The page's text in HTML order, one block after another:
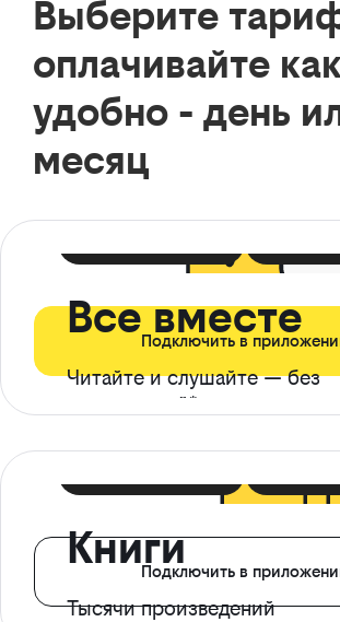
Выберите
оплачивайте
удобно - день
месяц
Все вместе
Читайте и слушайте — без
ограничений*
Подключить в
Книги
Тысячи произведений
Подключить в